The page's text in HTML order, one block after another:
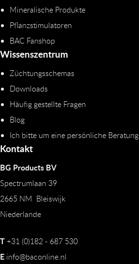
Mineralische Produkte
Pflanzstimulatoren
BAC Fanshop
Wissenszentrum
Züchtungsschemas
Downloads
Häufig gestellte Fragen
Blog
Ich bitte um eine persönliche Beratung
Kontakt
BG Products BV
Spectrumlaan 39
2665 NM Bleiswijk
Niederlande
T+31 (0)182 - 687 530
E info@baconline.nl